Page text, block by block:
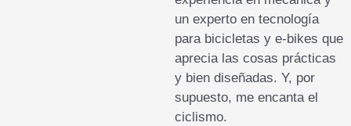
un experto en tecnología
para bicicletas y e-bikes que
aprecia las cosas prácticas
y bien diseñadas. Y, por
supuesto, me encanta el
ciclismo.